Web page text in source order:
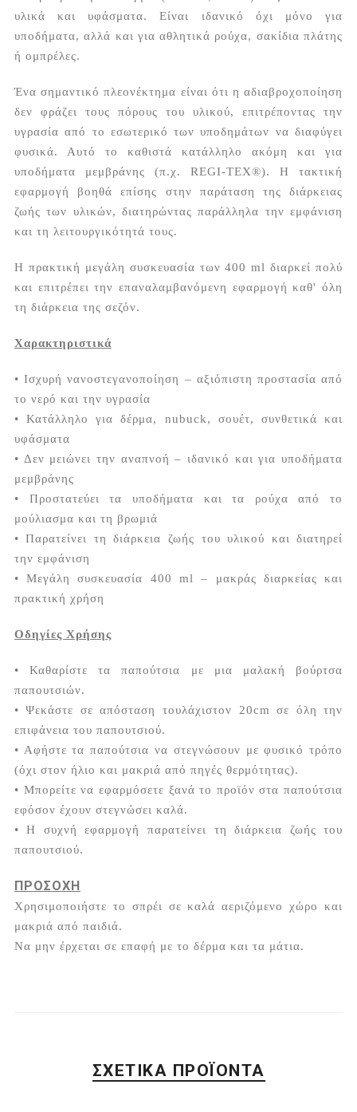
υλικά και υφάσματα. Είναι ιδανικό όχι μόνο για
υποδήματα, αλλά και για αθλητικά ρούχα, σακίδια πλάτης
ή ομπρέλες.
Ένα σημαντικό πλεονέκτημα είναι ότι η αδιαβροχοποίηση
δεν φράζει τους πόρους του υλικού, επιτρέποντας την
υγρασία από το εσωτερικό των υποδημάτων να διαφύγει
φυσικά. Αυτό το καθιστά κατάλληλο ακόμη και για
υποδήματα μεμβράνης (π.χ. REGI-TEX®). Η τακτική
εφαρμογή βοηθά επίσης στην παράταση της διάρκειας
ζωής των υλικών, διατηρώντας παράλληλα την εμφάνιση
και τη λειτουργικότητά τους.
Η πρακτική μεγάλη συσκευασία των 400 ml διαρκεί πολύ
και επιτρέπει την επαναλαμβανόμενη εφαρμογή καθ' όλη
τη διάρκεια της σεζόν.
Χαρακτηριστικά
• Ισχυρή νανοστεγανοποίηση – αξιόπιστη προστασία από
το νερό και την υγρασία
• Κατάλληλο για δέρμα, nubuck, σουέτ, συνθετικά και
υφάσματα
• Δεν μειώνει την αναπνοή – ιδανικό και για υποδήματα
μεμβράνης
• Προστατεύει τα υποδήματα και τα ρούχα από το
μούλιασμα και τη βρωμιά
• Παρατείνει τη διάρκεια ζωής του υλικού και διατηρεί
την εμφάνιση
• Μεγάλη συσκευασία 400 ml – μακράς διαρκείας και
πρακτική χρήση
Οδηγίες Χρήσης
• Καθαρίστε τα παπούτσια με μια μαλακή βούρτσα
παπουτσιών.
• Ψεκάστε σε απόσταση τουλάχιστον 20cm σε όλη την
επιφάνεια του παπουτσιού.
• Αφήστε τα παπούτσια να στεγνώσουν με φυσικό τρόπο
(όχι στον ήλιο και μακριά από πηγές θερμότητας).
• Μπορείτε να εφαρμόσετε ξανά το προϊόν στα παπούτσια
εφόσον έχουν στεγνώσει καλά.
• Η συχνή εφαρμογή παρατείνει τη διάρκεια ζωής του
παπουτσιού.
ΠΡΟΣΟΧΗ
Χρησιμοποιήστε το σπρέι σε καλά αεριζόμενο χώρο και
μακριά από παιδιά.
Να μην έρχεται σε επαφή με το δέρμα και τα μάτια.
ΣΧΕΤΙΚΆ ΠΡΟΪΌΝΤΑ